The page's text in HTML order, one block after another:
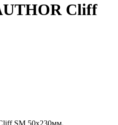
Cliff
SM 50x230мм.